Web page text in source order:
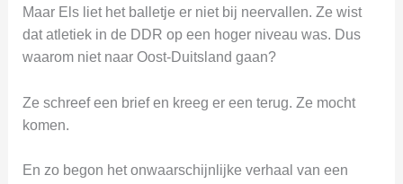
Maar Els liet het balletje er niet bij neervallen. Ze wist
dat atletiek in de DDR op een hoger niveau was. Dus
waarom niet naar Oost-Duitsland gaan?
Ze schreef een brief en kreeg er een terug. Ze mocht
komen.
En zo begon het onwaarschijnlijke verhaal van een